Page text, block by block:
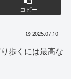
コピー
2025.07.10
歩くには最高な